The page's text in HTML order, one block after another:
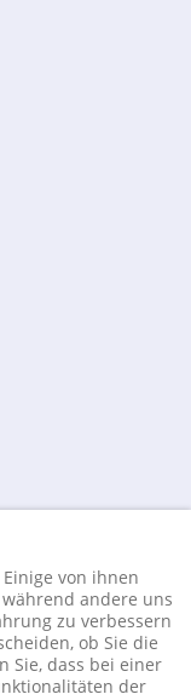
von ihnen
andere uns
zu verbessern
ob Sie die
Sie, dass bei einer
der